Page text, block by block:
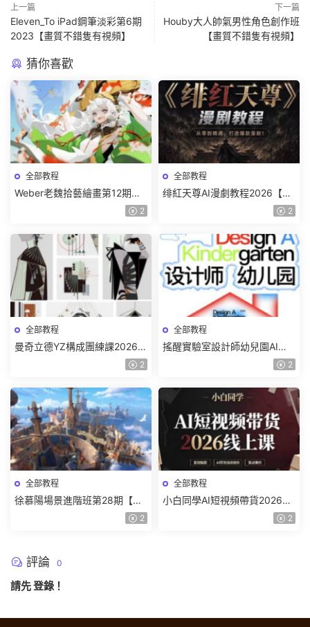
上一篇
Eleven_To iPad鋼筆淡彩第6期
2023【畫質不錯隻有視頻】
下一篇
Houby大人帥氣男性角色創作班
【畫質不錯隻有視頻】
猜你喜歡
全部教程
Weber老魏拾藝繪畫第12期角
色特訓班【畫質不錯隻有視
2
全部教程
绯紅天尊AI漫劇教程2026【畫
2
全部教程
曼奇立德YZ構成團練課2026年
8月已結課【畫質高清有課件】
2
全部教程
搖醒實驗室設計師幼兒園AI軟
件基礎課2025【畫質不錯有素
2
全部教程
徐慕陽場景進階班第28期【畫
2
全部教程
小白同學AI短視頻帶貨2026線
2
評論 0
請先登錄 ！